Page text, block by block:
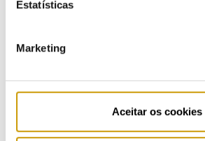
Estatísticas
Marketing
Aceitar os cookies
Multimédia
Publicações